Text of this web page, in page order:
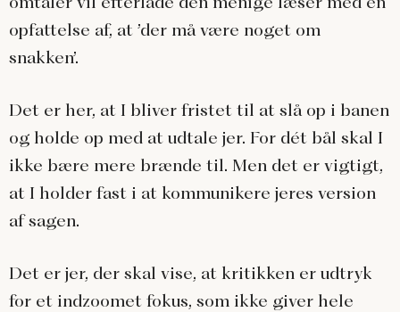
opfattelse af, at ’der må være noget om
snakken’.
Det er her, at I bliver fristet til at slå op i banen
og holde op med at udtale jer. For dét bål skal I
ikke bære mere brænde til. Men det er vigtigt,
at I holder fast i at kommunikere jeres version
af sagen.
Det er jer, der skal vise, at kritikken er udtryk
for et indzoomet fokus, som ikke giver hele